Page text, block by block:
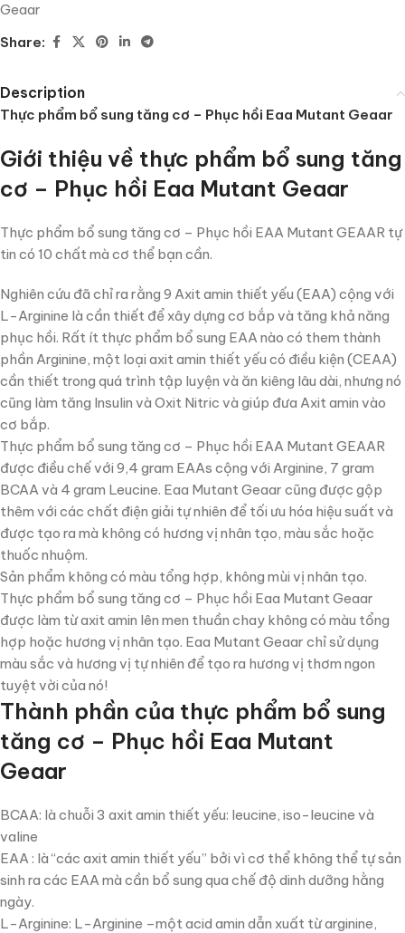
Geaar
Share:
Description
Thực phẩm bổ sung tăng cơ – Phục hồi Eaa Mutant Geaar
Giới thiệu về thực phẩm bổ sung tăng
cơ – Phục hồi Eaa Mutant Geaar
Thực phẩm bổ sung tăng cơ – Phục hồi EAA Mutant GEAAR tự
tin có 10 chất mà cơ thể bạn cần.
Nghiên cứu đã chỉ ra rằng 9 Axit amin thiết yếu (EAA) cộng với
L-Arginine là cần thiết để xây dựng cơ bắp và tăng khả năng
phục hồi. Rất ít thực phẩm bổ sung EAA nào có them thành
phần Arginine, một loại axit amin thiết yếu có điều kiện (CEAA)
cần thiết trong quá trình tập luyện và ăn kiêng lâu dài, nhưng nó
cũng làm tăng Insulin và Oxit Nitric và giúp đưa Axit amin vào
cơ bắp.
Thực phẩm bổ sung tăng cơ – Phục hồi EAA Mutant GEAAR
được điều chế với 9,4 gram EAAs cộng với Arginine, 7 gram
BCAA và 4 gram Leucine. Eaa Mutant Geaar cũng được gộp
thêm với các chất điện giải tự nhiên để tối ưu hóa hiệu suất và
được tạo ra mà không có hương vị nhân tạo, màu sắc hoặc
thuốc nhuộm.
Sản phẩm không có màu tổng hợp, không mùi vị nhân tạo.
Thực phẩm bổ sung tăng cơ – Phục hồi Eaa Mutant Geaar
được làm từ axit amin lên men thuần chay không có màu tổng
hợp hoặc hương vị nhân tạo. Eaa Mutant Geaar chỉ sử dụng
màu sắc và hương vị tự nhiên để tạo ra hương vị thơm ngon
tuyệt vời của nó!
Thành phần của thực phẩm bổ sung
tăng cơ – Phục hồi Eaa Mutant
Geaar
BCAA: là chuỗi 3 axit amin thiết yếu: leucine, iso-leucine và
valine
EAA : là “các axit amin thiết yếu” bởi vì cơ thể không thể tự sản
sinh ra các EAA mà cần bổ sung qua chế độ dinh dưỡng hằng
ngày.
L-Arginine: L-Arginine –một acid amin dẫn xuất từ arginine,